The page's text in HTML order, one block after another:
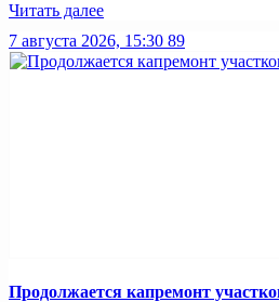
Читать далее
7 августа 2026, 15:30 89
Продолжается капремонт